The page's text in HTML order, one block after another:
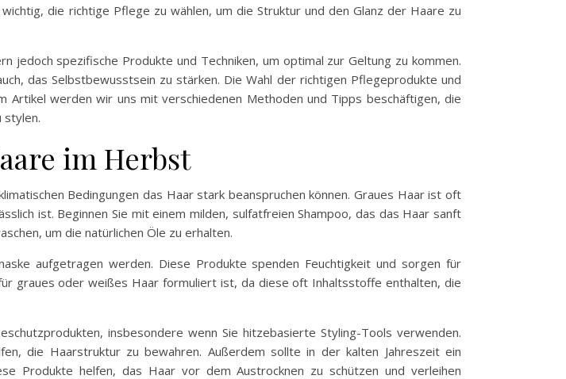
die richtige Pflege zu wählen, um die Struktur und den Glanz der Haare zu
jedoch spezifische Produkte und Techniken, um optimal zur Geltung zu kommen.
das Selbstbewusstsein zu stärken. Die Wahl der richtigen Pflegeprodukte und
Artikel werden wir uns mit verschiedenen Methoden und Tipps beschäftigen, die
stylen.
im Herbst
Bedingungen das Haar stark beanspruchen können. Graues Haar ist oft
ist. Beginnen Sie mit einem milden, sulfatfreien Shampoo, das das Haar sanft
um die natürlichen Öle zu erhalten.
aufgetragen werden. Diese Produkte spenden Feuchtigkeit und sorgen für
graues oder weißes Haar formuliert ist, da diese oft Inhaltsstoffe enthalten, die
insbesondere wenn Sie hitzebasierte Styling-Tools verwenden.
die Haarstruktur zu bewahren. Außerdem sollte in der kalten Jahreszeit ein
Produkte helfen, das Haar vor dem Austrocknen zu schützen und verleihen